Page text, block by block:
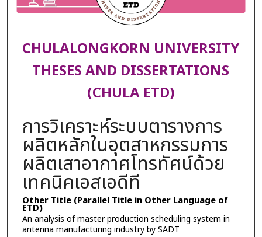
CHULALONGKORN UNIVERSITY
THESES AND DISSERTATIONS
(CHULA ETD)
การวิเคราะห์ระบบตารางการ
ผลิตหลักในอุตสาหกรรมการ
ผลิตเสาอากาศโทรทัศน์ด้วย
เทคนิคเอสเอดีที
Other Title (Parallel Title in Other Language of
ETD)
An analysis of master production scheduling system in
antenna manufacturing industry by SADT